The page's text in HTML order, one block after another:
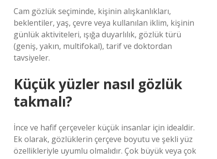
Cam gözlük seçiminde, kişinin alışkanlıkları,
beklentiler, yaş, çevre veya kullanılan iklim, kişinin
günlük aktiviteleri, ışığa duyarlılık, gözlük türü
(geniş, yakın, multifokal), tarif ve doktordan
tavsiyeler.
Küçük yüzler nasıl gözlük
takmalı?
İnce ve hafif çerçeveler küçük insanlar için idealdir.
Ek olarak, gözlüklerin çerçeve boyutu ve şekli yüz
özellikleriyle uyumlu olmalıdır. Çok büyük veya çok